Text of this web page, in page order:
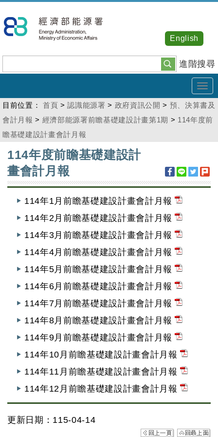
到
主
內
容
進階搜尋
English
目前位置： 首頁 >認識能源署 > 政府資訊公開 > 預、決算書及
會計月報 > 經濟部能源署前瞻基礎建設計畫第1期 > 114年度前
瞻基礎建設計畫會計月報
114年度前瞻基礎建設計
畫會計月報
114年1月前瞻基礎建設計畫會計月報
114年2月前瞻基礎建設計畫會計月報
114年3月前瞻基礎建設計畫會計月報
114年4月前瞻基礎建設計畫會計月報
114年5月前瞻基礎建設計畫會計月報
114年6月前瞻基礎建設計畫會計月報
114年7月前瞻基礎建設計畫會計月報
114年8月前瞻基礎建設計畫會計月報
114年9月前瞻基礎建設計畫會計月報
114年10月前瞻基礎建設計畫會計月報
114年11月前瞻基礎建設計畫會計月報
114年12月前瞻基礎建設計畫會計月報
更新日期：115-04-14